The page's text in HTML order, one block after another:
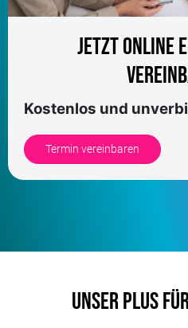
Jetzt online
Kostenlos und
Termin vereinbaren
Unser Plus